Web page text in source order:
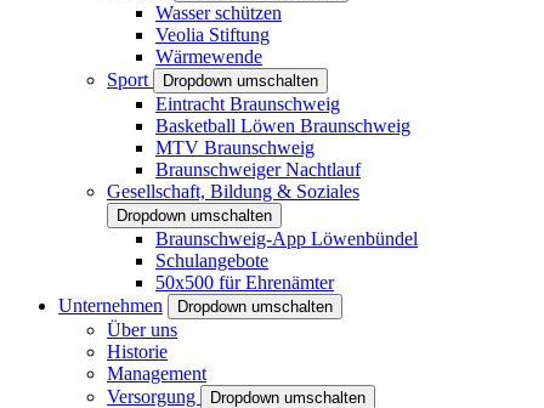
Wasser schützen
Veolia Stiftung
Wärmewende
Sport
Dropdown umschalten
Eintracht Braunschweig
Basketball Löwen Braunschweig
MTV Braunschweig
Braunschweiger Nachtlauf
Gesellschaft, Bildung & Soziales
Dropdown umschalten
Braunschweig-App Löwenbündel
Schulangebote
50x500 für Ehrenämter
Unternehmen
Dropdown umschalten
Über uns
Historie
Management
Versorgung
Dropdown umschalten